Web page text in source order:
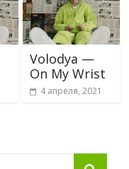
Volodya —
On My Wrist
4 апреля, 2021